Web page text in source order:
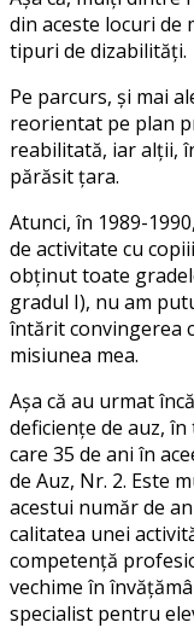
din aceste locuri de
tipuri de dizabilități.
Pe parcurs, și mai
reorientat pe plan
reabilitată, iar alții,
părăsit țara.
Atunci, în 1989-
de activitate cu
obținut toate
gradul I), nu am
întărit convingerea
misiunea mea.
Așa că au urmat
deficiențe de auz,
care 35 de ani în
de Auz, Nr. 2. Este
acestui număr de
calitatea unei
competență
vechime în
specialist pentru